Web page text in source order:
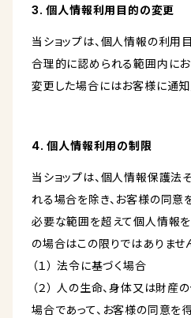
3. 個人情報利用目的の変更
当ショップは、個人情報の利用
合理的に認められる範囲内にお
変更した場合にはお客様に通知
4. 個人情報利用の制限
当ショップは、個人情報保護法
れる場合を除き、お客様の同意
必要な範囲を超えて個人情報を
の場合はこの限りではありませ
（１） 法令に基づく場合
（２） 人の生命、身体又は財
場合であって、お客様の同意を